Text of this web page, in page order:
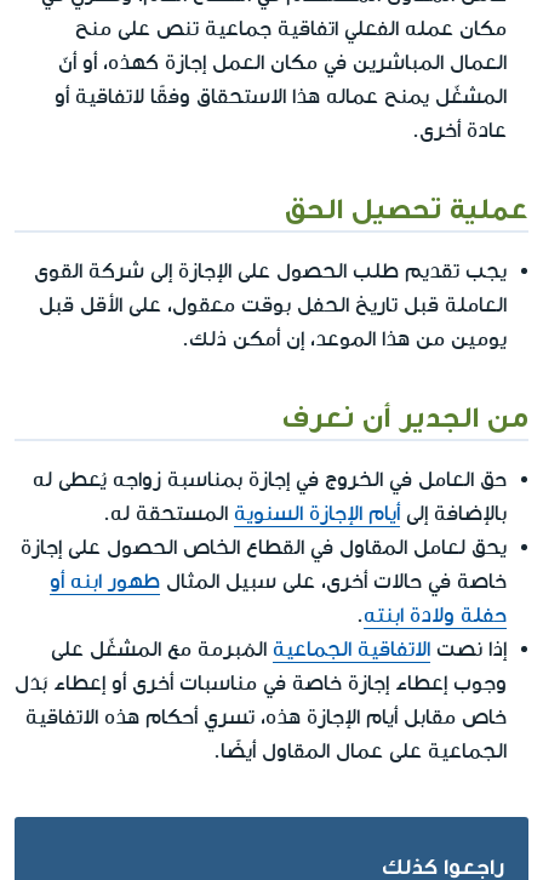
مكان عمله الفعلي اتفاقية جماعية تنص على منح
العمال المباشرين في مكان العمل إجازة كهذه، أو أنّ
المشغّل يمنح عماله هذا الاستحقاق وفقًا لاتفاقية أو
عادة أخرى.
عملية تحصيل الحق
يجب تقديم طلب الحصول على الإجازة إلى شركة القوى
العاملة قبل تاريخ الحفل بوقت معقول، على الأقل قبل
يومين من هذا الموعد، إن أمكن ذلك.
من الجدير أن نعرف
حق العامل في الخروج في إجازة بمناسبة زواجه يُعطى له
بالإضافة إلىأيام الإجازة السنوية المستحقة له.
يحق لعامل المقاول في القطاع الخاص الحصول على إجازة
خاصة في حالات أخرى، على سبيل المثال طهور ابنه أو
حفلة ولادة ابنته.
إذا نصت الاتفاقية الجماعية المُبرمة مع المشغّل على
وجوب إعطاء إجازة خاصة في مناسبات أخرى أو إعطاء بَدَل
خاص مقابل أيام الإجازة هذه، تسري أحكام هذه الاتفاقية
الجماعية على عمال المقاول أيضًا.
راجعوا كذلك